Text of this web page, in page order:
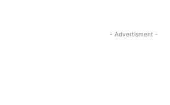
- Advertisment -